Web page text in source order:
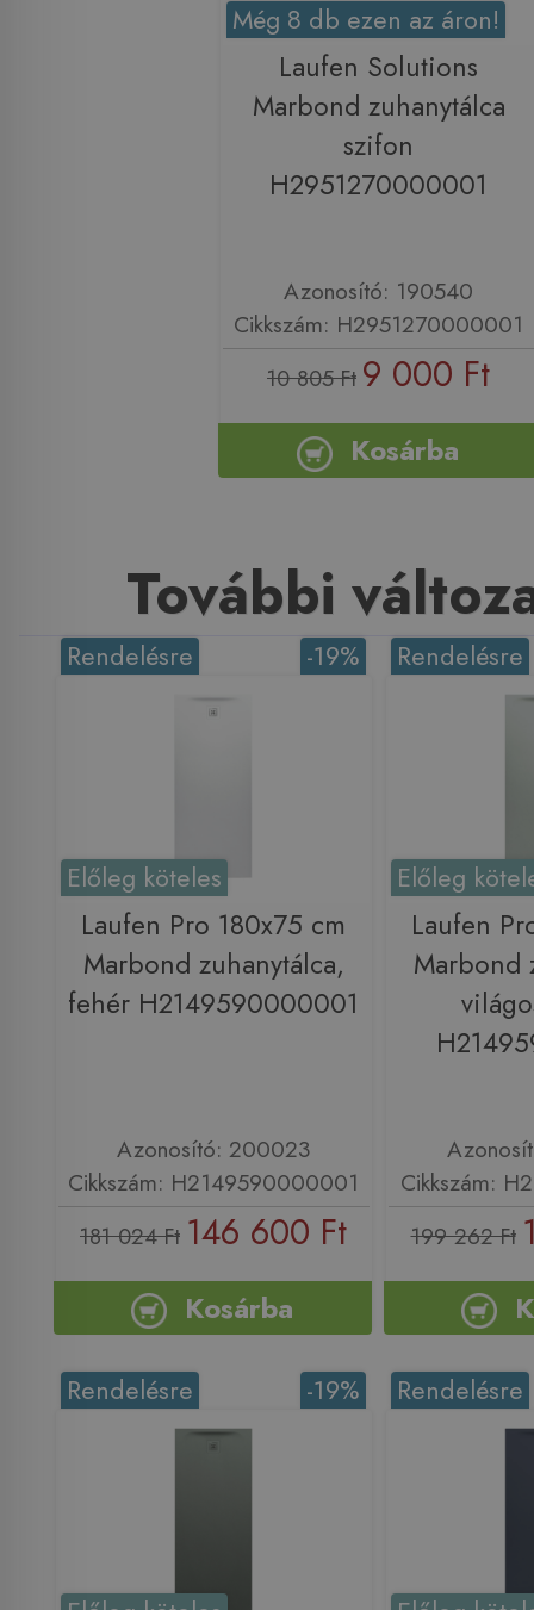
Még 8 db ezen az áron!
Laufen Solutions
Marbond zuhanytálca
szifon
H2951270000001
Azonosító: 190540
Cikkszám: H2951270000001
10 805 Ft 9 000 Ft
Kosárba
További
-19%
Rendelésre
Előleg köteles
Laufen Pro 180x75 cm
Marbond zuhanytálca,
fehér H2149590000001
Azonosító: 200023
Cikkszám: H2149590000001
181 024 Ft 146 600 Ft
Kosárba
Rendelésre
Előleg
Laufen
Marbond
Cikkszám:
199 262 Ft
-19%
Rendelésre Rendelésre